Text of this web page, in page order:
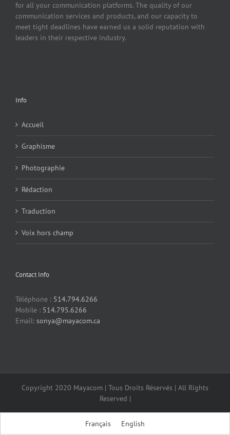
for all your communication platforms. The quality of our
communication services and products, and our capacity to
meet tight deadlines have earned us a solid reputation with
leaders in their respective industry.
Info
Accueil
Graphisme
Photographie
Rédaction
Traduction
Voix hors champ
Contact Info
Téléphone : 514.794.6266
Mobile : 514.795.6266
Email: sonya@mayacom.ca
Copyright 2020 Mayacom | Tous Droits Réservés | All Rights
Reserved |
Français English